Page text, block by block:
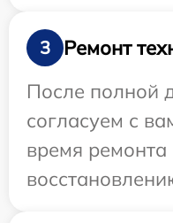
3
Ремонт
После полной
согласуем с
время